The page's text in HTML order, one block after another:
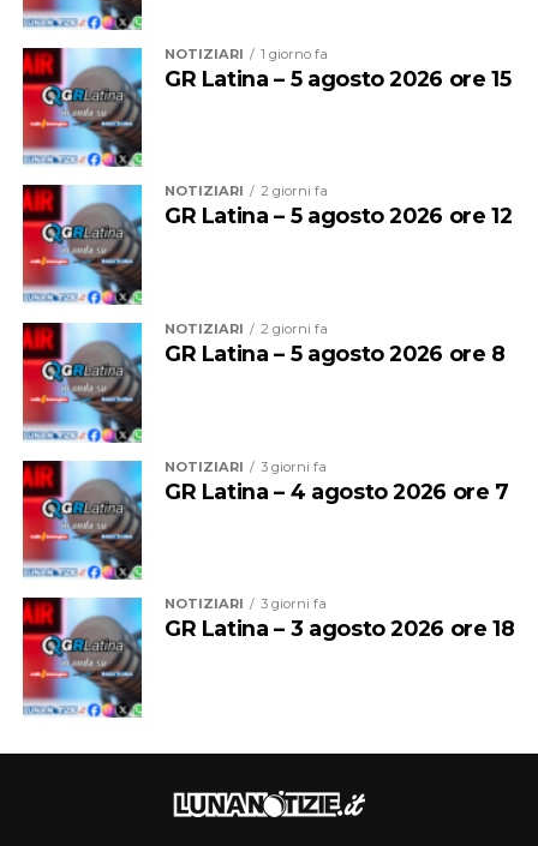
NOTIZIARI 1 giorno fa
GR Latina – 5 agosto 2026 ore 15
NOTIZIARI 2 giorni fa
GR Latina – 5 agosto 2026 ore 12
NOTIZIARI 2 giorni fa
GR Latina – 5 agosto 2026 ore 8
NOTIZIARI 3 giorni fa
GR Latina – 4 agosto 2026 ore 7
NOTIZIARI 3 giorni fa
GR Latina – 3 agosto 2026 ore 18